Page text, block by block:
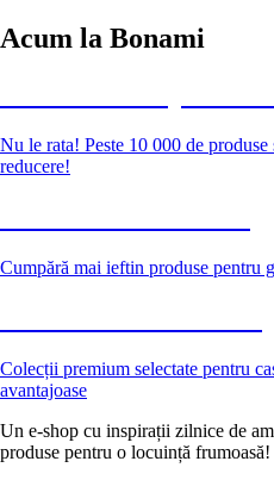
Acum la Bonami
Nu le rata! Peste 10 000 de
reducere!
Cumpără mai ieftin produse pentru
Colecții premium selectate pentru
avantajoase
Un e-shop cu inspirații zilnice de
produse pentru o locuință frumoasă!